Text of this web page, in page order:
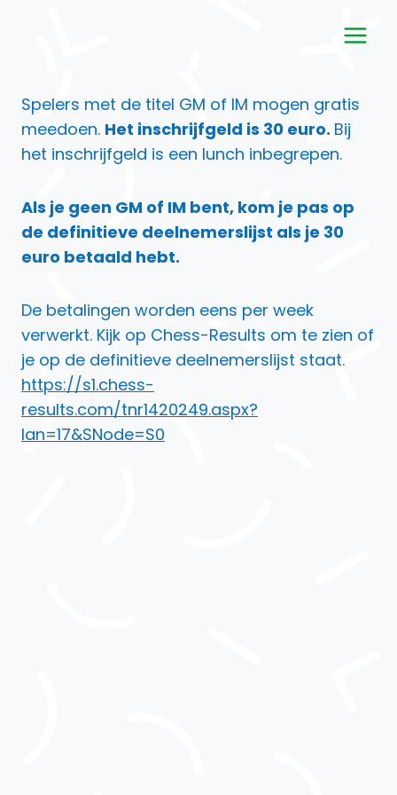
Spelers met de titel GM of IM mogen gratis
meedoen. Het inschrijfgeld is 30 euro. Bij
het inschrijfgeld is een lunch inbegrepen.
Als je geen GM of IM bent, kom je pas op
de definitieve deelnemerslijst als je 30
euro betaald hebt.
De betalingen worden eens per week
verwerkt. Kijk op Chess-Results om te zien of
je op de definitieve deelnemerslijst staat.
https://s1.chess-
results.com/tnr1420249.aspx?
lan=17&SNode=S0